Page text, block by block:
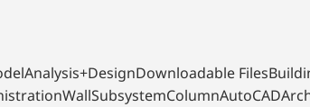
Downloadable Files
Analysis+Design
AutoCAD
Column
Subsystem
Wall